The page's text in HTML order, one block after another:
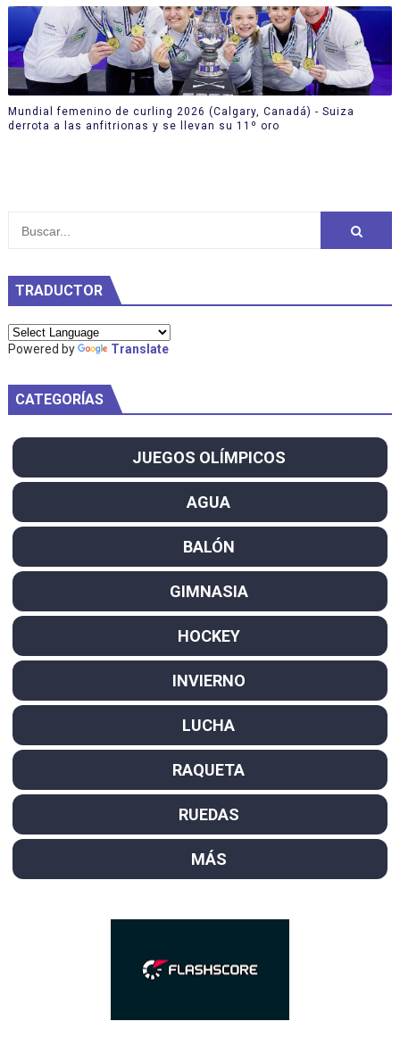
Mundial femenino de curling 2026 (Calgary, Canadá) - Suiza
derrota a las anfitrionas y se llevan su 11º oro
TRADUCTOR
Powered by Translate
CATEGORÍAS
JUEGOS OLÍMPICOS
AGUA
BALÓN
GIMNASIA
HOCKEY
INVIERNO
LUCHA
RAQUETA
RUEDAS
MÁS